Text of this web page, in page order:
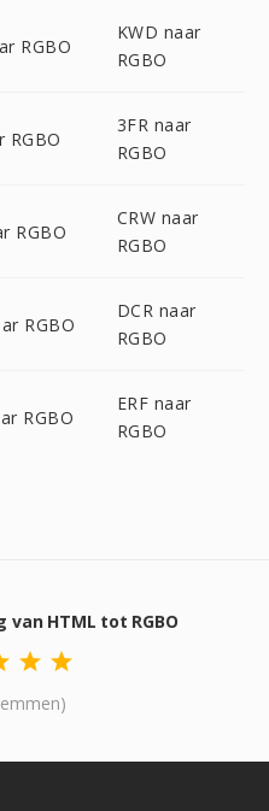
RGBO
KWD naar
RGBO
RGBO
3FR naar
RGBO
RGBO
CRW naar
RGBO
RGBO
DCR naar
RGBO
RGBO
ERF naar
RGBO
HTML tot RGBO